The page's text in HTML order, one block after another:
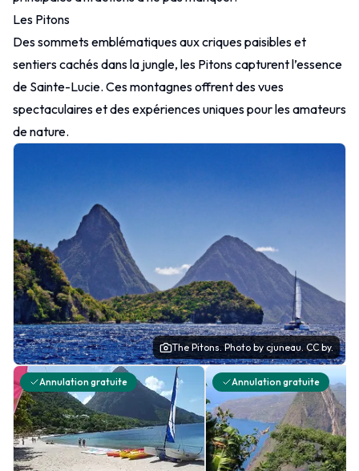
Les Pitons
Des sommets emblématiques aux criques paisibles et
sentiers cachés dans la jungle, les Pitons capturent l’essence
de Sainte-Lucie. Ces montagnes offrent des vues
spectaculaires et des expériences uniques pour les amateurs
de nature.
The Pitons.Photo by cjuneau. CC by.
Annulation gratuite Annulation gratuite